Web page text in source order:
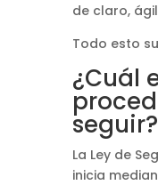
de claro,
Todo esto
¿Cuál
seguir?
La Ley de
inicia